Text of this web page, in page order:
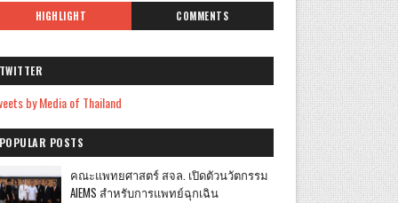
HIGHLIGHT COMMENTS
by Media of Thailand
POSTS
คณะแพทยศาสตร์ สจล. เปิดตัวนวัตกรรม
AIEMS สำหรับการแพทย์ฉุกเฉิน